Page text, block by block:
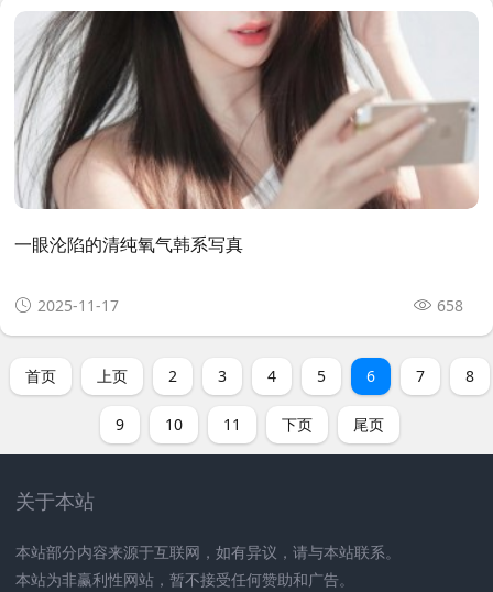
一眼沦陷的清纯氧气韩系写真
2025-11-17 658
首页 上页 2 3 4 5 6 7 8
9 10 11 下页 尾页
关于本站
本站部分内容来源于互联网，如有异议，请与本站联系。
本站为非赢利性网站，暂不接受任何赞助和广告。